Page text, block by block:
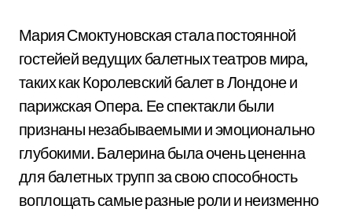
Мария Смоктуновская стала постоянной
гостейей ведущих балетных театров мира,
таких как Королевский балет в Лондоне и
парижская Опера. Ее спектакли были
признаны незабываемыми и эмоционально
глубокими. Балерина была очень цененна
для балетных трупп за свою способность
воплощать самые разные роли и неизменно